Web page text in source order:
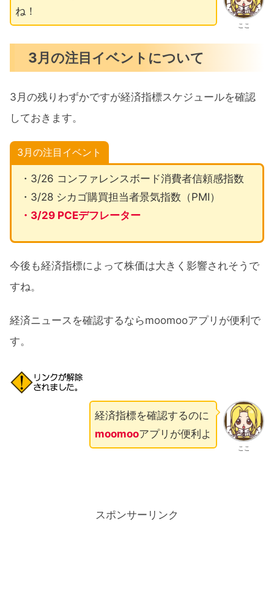
ここ
ね！
3月の注目イベントについて
3月の残りわずかですが経済指標スケジュールを確認
しておきます。
3月の注目イベント
・3/26 コンファレンスボード消費者信頼感指数
・3/28 シカゴ購買担当者景気指数（PMI）
・3/29 PCEデフレーター
今後も経済指標によって株価は大きく影響されそうで
すね。
経済ニュースを確認するならmoomooアプリが便利で
す。
ここ
経済指標を確認するのに
moomooアプリが便利よ
スポンサーリンク